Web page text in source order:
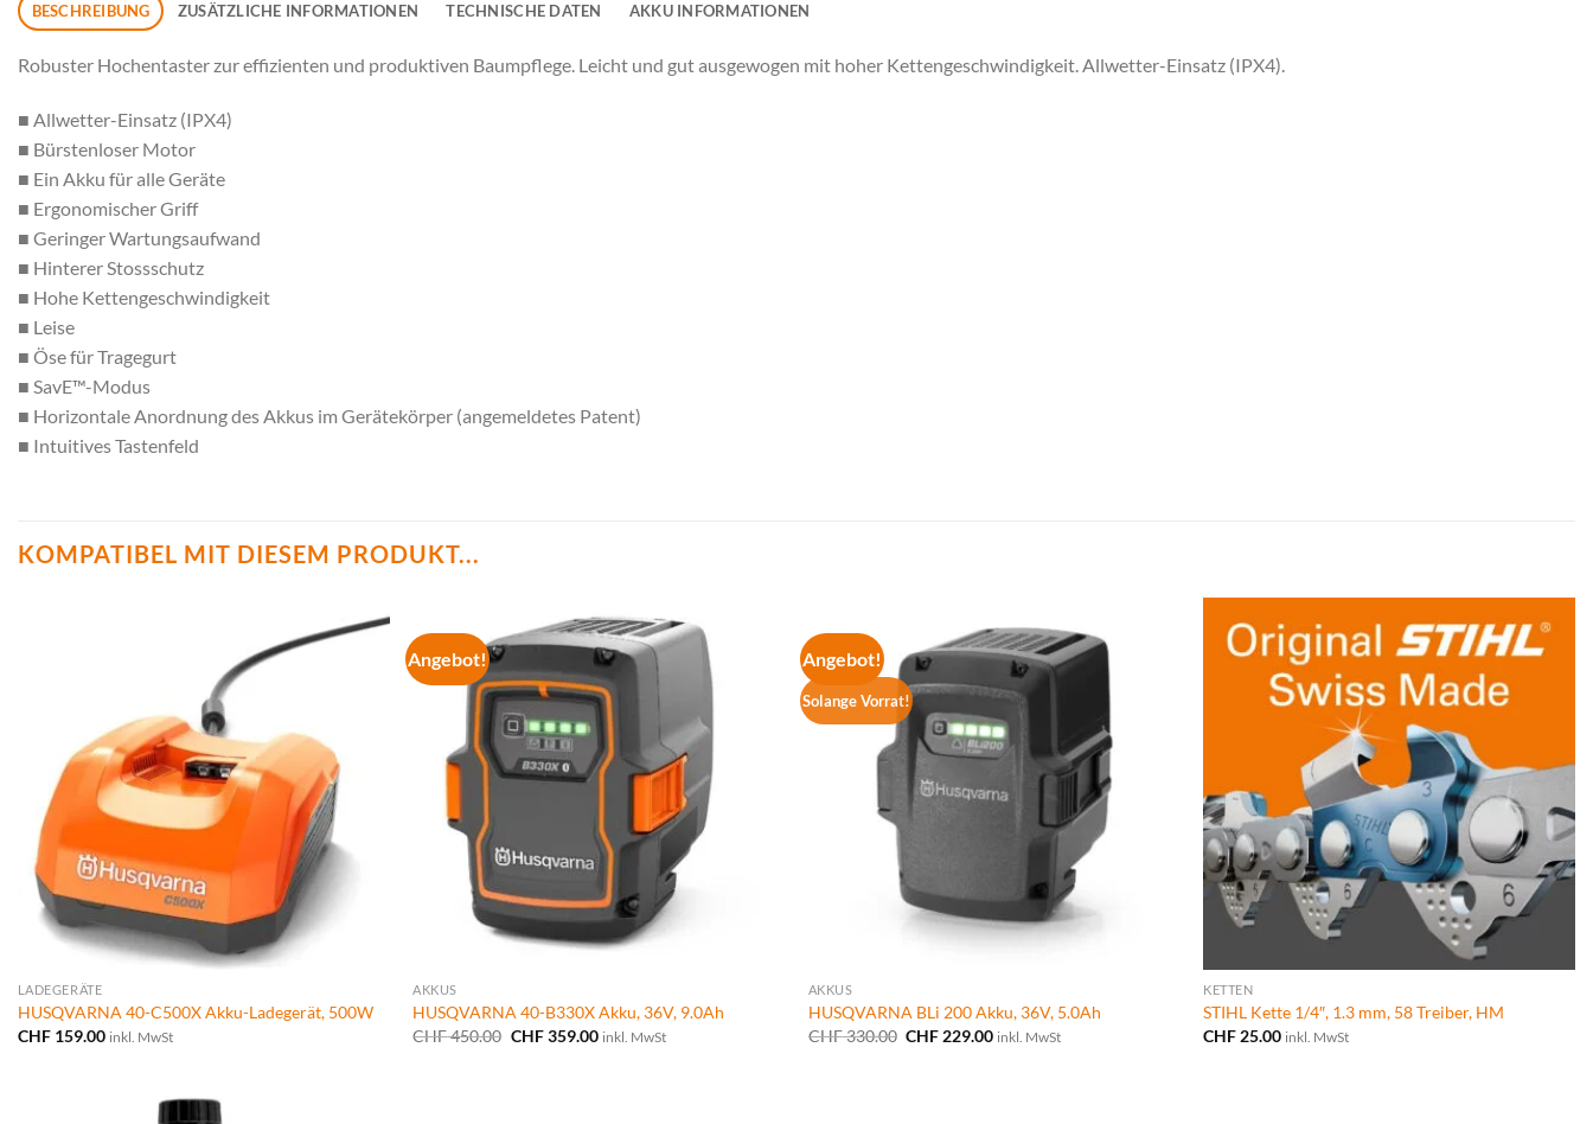
BESCHREIBUNG ZUSÄTZLICHE INFORMATIONEN TECHNISCHE DATEN AKKU INFORMATIONEN
Robuster Hochentaster zur effizienten und produktiven Baumpflege. Leicht und gut ausgewogen mit hoher Kettengeschwindigkeit. Allwetter-Einsatz (IPX4).
■ Allwetter-Einsatz (IPX4)
■ Bürstenloser Motor
■ Ein Akku für alle Geräte
■ Ergonomischer Griff
■ Geringer Wartungsaufwand
■ Hinterer Stossschutz
■ Hohe Kettengeschwindigkeit
■ Leise
■ Öse für Tragegurt
■ SavE™-Modus
■ Horizontale Anordnung des Akkus im Gerätekörper (angemeldetes Patent)
■ Intuitives Tastenfeld
KOMPATIBEL MIT DIESEM PRODUKT...
LADEGERÄTE
HUSQVARNA 40-C500X Akku-Ladegerät, 500W
CHF159.00 inkl. MwSt
Angebot!
AKKUS
HUSQVARNA 40-B330X Akku, 36V, 9.0Ah
CHF450.00 Ursprünglicher
CHF359.00Aktueller
inkl. MwSt
Angebot!
Solange Vorrat!
AKKUS
HUSQVARNA BLi 200 Akku, 36V, 5.0Ah
CHF330.00 Ursprünglicher
CHF 229.00Aktueller
inkl. MwSt
KETTEN
STIHL Kette 1/4″, 1.3 mm, 58 Treiber, HM
CHF 25.00 inkl. MwSt